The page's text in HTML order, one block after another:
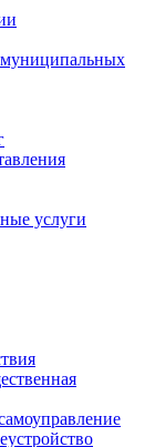
муниципальных
услуги